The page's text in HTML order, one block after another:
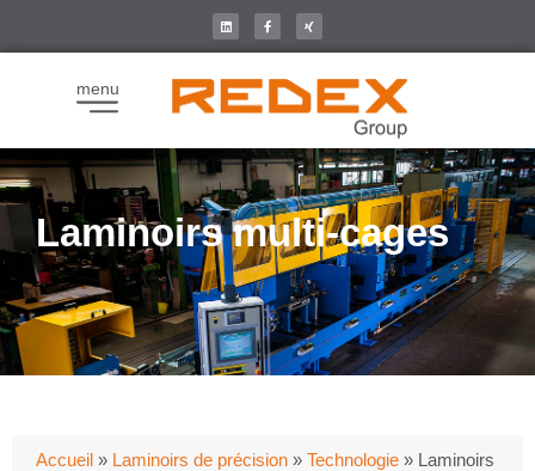
menu
Laminoirs multi-cages
Accueil » Laminoirs de précision » Technologie » Laminoirs